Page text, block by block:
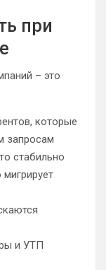
при
– это
которые
запросам
стабильно
и УТП